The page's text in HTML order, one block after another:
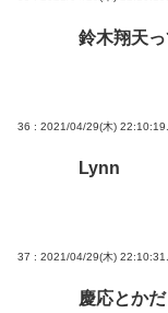
鈴木翔天
36 : 2021/04/29(木)
Lynn
37 : 2021/04/29(木)
慶応とか